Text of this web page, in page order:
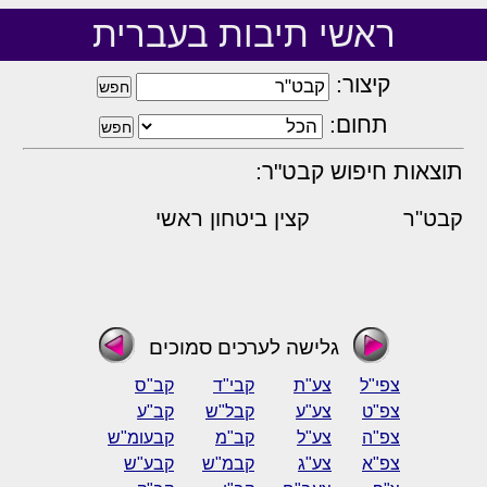
ראשי תיבות בעברית
קיצור:
תחום:
תוצאות חיפוש קבט"ר:
קבט"ר קצין ביטחון ראשי
גלישה לערכים סמוכים
צפי"ל צע"ת קבי"ד
קב"ס
צפ"ט
צע"ע קבל"ש
קב"ע
צפ"ה
צע"ל קב"מ
קבעומ"ש
צפ"א
צע"ג קבמ"ש
קבע"ש